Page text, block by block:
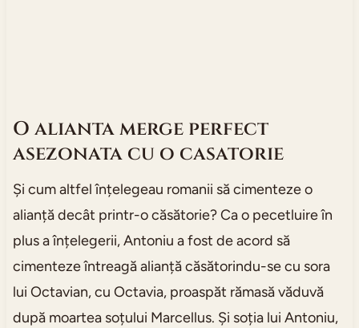
O alianta merge perfect
asezonata cu o casatorie
Și cum altfel înțelegeau romanii să cimenteze o
alianță decât printr-o căsătorie? Ca o pecetluire în
plus a înțelegerii, Antoniu a fost de acord să
cimenteze întreagă alianță căsătorindu-se cu sora
lui Octavian, cu Octavia, proaspăt rămasă văduvă
după moartea soțului Marcellus. Și soția lui Antoniu,